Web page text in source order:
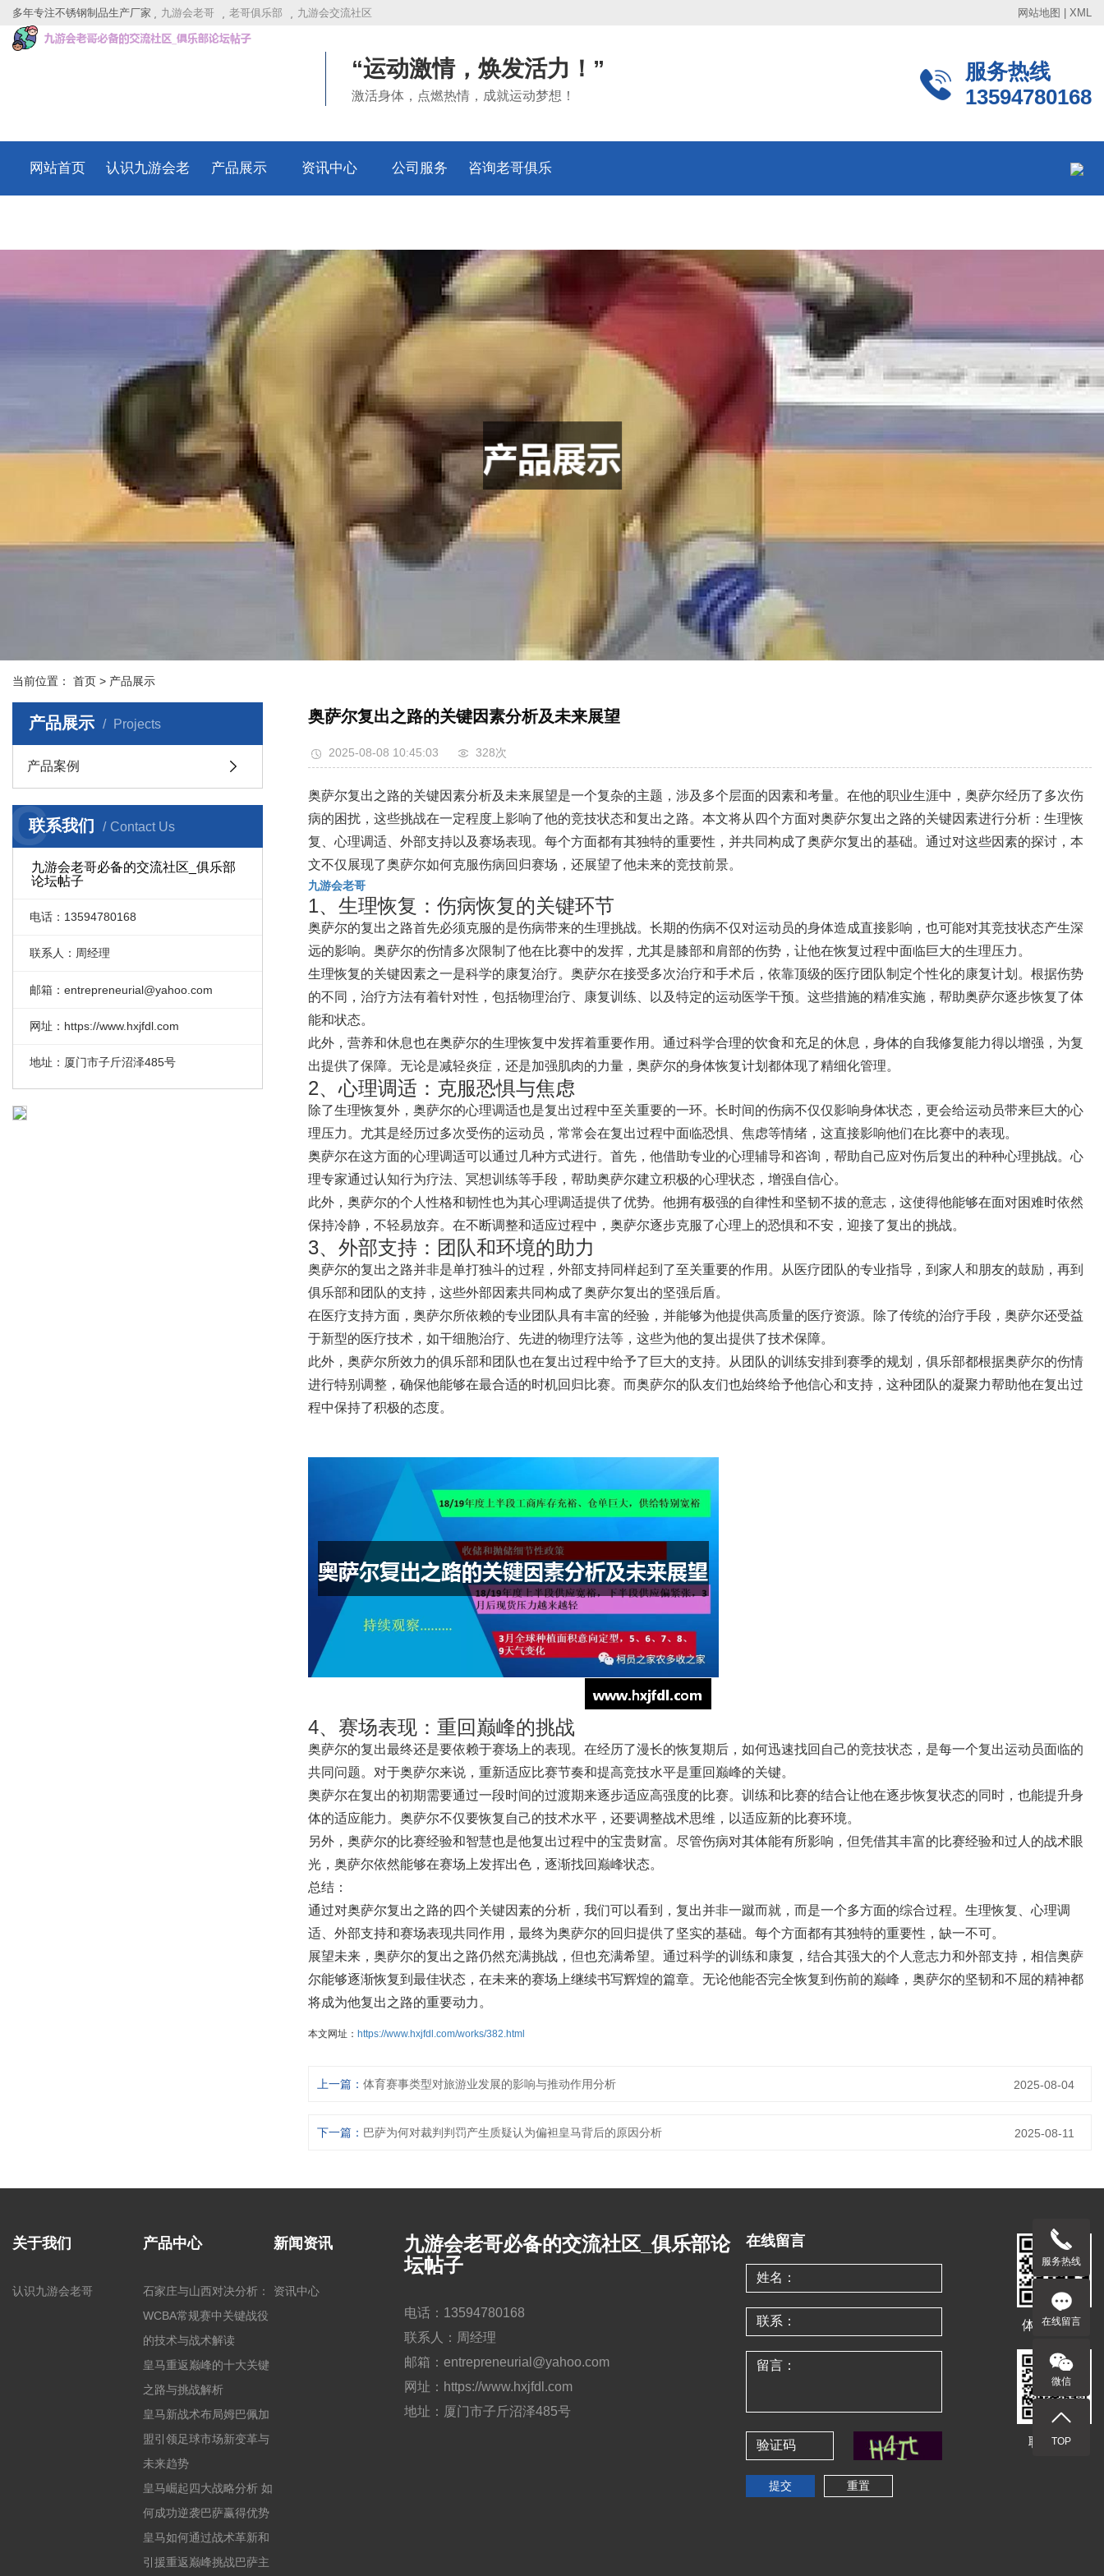
多年专注不锈钢制品生产厂家 九游会老哥 老哥俱乐部 九游会交流社区 网站地图 XML
“运动激情，焕发活力！”
激活身体，点燃热情，成就运动梦想！
服务热线
13594780168
网站首页 认识九游会老 产品展示 资讯中心 公司服务 咨询老哥俱乐
当前位置： 首页 > 产品展示
产品展示 Projects
产品案例
联系我们 Contact Us
C
九游会老哥必备的交流社区_俱乐部
论坛帖子
电话：13594780168
联系人：周经理
邮箱：entrepreneurial@yahoo.com
网址：https://www.hxjfdl.com
地址：厦门市子斤沼泽485号
奥萨尔复出之路的关键因素分析及未来展望
2025-08-08 10:45:03 328次
奥萨尔复出之路的关键因素分析及未来展望是一个复杂的主题，涉及多个层面的因素和考量。在他的职业生涯中，奥萨尔经历了多次伤
病的困扰，这些挑战在一定程度上影响了他的竞技状态和复出之路。本文将从四个方面对奥萨尔复出之路的关键因素进行分析：生理恢
复、心理调适、外部支持以及赛场表现。每个方面都有其独特的重要性，并共同构成了奥萨尔复出的基础。通过对这些因素的探讨，本
文不仅展现了奥萨尔如何克服伤病回归赛场，还展望了他未来的竞技前景。
九游会老哥
1、生理恢复：伤病恢复的关键环节
奥萨尔的复出之路首先必须克服的是伤病带来的生理挑战。长期的伤病不仅对运动员的身体造成直接影响，也可能对其竞技状态产生深
远的影响。奥萨尔的伤情多次限制了他在比赛中的发挥，尤其是膝部和肩部的伤势，让他在恢复过程中面临巨大的生理压力。
生理恢复的关键因素之一是科学的康复治疗。奥萨尔在接受多次治疗和手术后，依靠顶级的医疗团队制定个性化的康复计划。根据伤势
的不同，治疗方法有着针对性，包括物理治疗、康复训练、以及特定的运动医学干预。这些措施的精准实施，帮助奥萨尔逐步恢复了体
能和状态。
此外，营养和休息也在奥萨尔的生理恢复中发挥着重要作用。通过科学合理的饮食和充足的休息，身体的自我修复能力得以增强，为复
出提供了保障。无论是减轻炎症，还是加强肌肉的力量，奥萨尔的身体恢复计划都体现了精细化管理。
2、心理调适：克服恐惧与焦虑
除了生理恢复外，奥萨尔的心理调适也是复出过程中至关重要的一环。长时间的伤病不仅仅影响身体状态，更会给运动员带来巨大的心
理压力。尤其是经历过多次受伤的运动员，常常会在复出过程中面临恐惧、焦虑等情绪，这直接影响他们在比赛中的表现。
奥萨尔在这方面的心理调适可以通过几种方式进行。首先，他借助专业的心理辅导和咨询，帮助自己应对伤后复出的种种心理挑战。心
理专家通过认知行为疗法、冥想训练等手段，帮助奥萨尔建立积极的心理状态，增强自信心。
此外，奥萨尔的个人性格和韧性也为其心理调适提供了优势。他拥有极强的自律性和坚韧不拔的意志，这使得他能够在面对困难时依然
保持冷静，不轻易放弃。在不断调整和适应过程中，奥萨尔逐步克服了心理上的恐惧和不安，迎接了复出的挑战。
3、外部支持：团队和环境的助力
奥萨尔的复出之路并非是单打独斗的过程，外部支持同样起到了至关重要的作用。从医疗团队的专业指导，到家人和朋友的鼓励，再到
俱乐部和团队的支持，这些外部因素共同构成了奥萨尔复出的坚强后盾。
在医疗支持方面，奥萨尔所依赖的专业团队具有丰富的经验，并能够为他提供高质量的医疗资源。除了传统的治疗手段，奥萨尔还受益
于新型的医疗技术，如干细胞治疗、先进的物理疗法等，这些为他的复出提供了技术保障。
此外，奥萨尔所效力的俱乐部和团队也在复出过程中给予了巨大的支持。从团队的训练安排到赛季的规划，俱乐部都根据奥萨尔的伤情
进行特别调整，确保他能够在最合适的时机回归比赛。而奥萨尔的队友们也始终给予他信心和支持，这种团队的凝聚力帮助他在复出过
程中保持了积极的态度。
4、赛场表现：重回巅峰的挑战
奥萨尔的复出最终还是要依赖于赛场上的表现。在经历了漫长的恢复期后，如何迅速找回自己的竞技状态，是每一个复出运动员面临的
共同问题。对于奥萨尔来说，重新适应比赛节奏和提高竞技水平是重回巅峰的关键。
奥萨尔在复出的初期需要通过一段时间的过渡期来逐步适应高强度的比赛。训练和比赛的结合让他在逐步恢复状态的同时，也能提升身
体的适应能力。奥萨尔不仅要恢复自己的技术水平，还要调整战术思维，以适应新的比赛环境。
另外，奥萨尔的比赛经验和智慧也是他复出过程中的宝贵财富。尽管伤病对其体能有所影响，但凭借其丰富的比赛经验和过人的战术眼
光，奥萨尔依然能够在赛场上发挥出色，逐渐找回巅峰状态。
总结：
通过对奥萨尔复出之路的四个关键因素的分析，我们可以看到，复出并非一蹴而就，而是一个多方面的综合过程。生理恢复、心理调
适、外部支持和赛场表现共同作用，最终为奥萨尔的回归提供了坚实的基础。每个方面都有其独特的重要性，缺一不可。
展望未来，奥萨尔的复出之路仍然充满挑战，但也充满希望。通过科学的训练和康复，结合其强大的个人意志力和外部支持，相信奥萨
尔能够逐渐恢复到最佳状态，在未来的赛场上继续书写辉煌的篇章。无论他能否完全恢复到伤前的巅峰，奥萨尔的坚韧和不屈的精神都
将成为他复出之路的重要动力。
本文网址： https://www.hxjfdl.com/works/382.html
上一篇： 体育赛事类型对旅游业发展的影响与推动作用分析 2025-08-04
下一篇： 巴萨为何对裁判判罚产生质疑认为偏袒皇马背后的原因分析 2025-08-11
关于我们
认识九游会老哥
产品中心
石家庄与山西对决分析：
WCBA常规赛中关键战役
的技术与战术解读
皇马重返巅峰的十大关键
之路与挑战解析
皇马新战术布局姆巴佩加
盟引领足球市场新变革与
未来趋势
皇马崛起四大战略分析 如
何成功逆袭巴萨赢得优势
皇马如何通过战术革新和
引援重返巅峰挑战巴萨主
新闻资讯
资讯中心
九游会老哥必备的交流社区_俱乐部论
坛帖子
电话：13594780168
联系人：周经理
邮箱：entrepreneurial@yahoo.com
网址：https://www.hxjfdl.com
地址：厦门市子斤沼泽485号
在线留言
体验移动端
联系客服
服务热线
在线留言
微信
TOP